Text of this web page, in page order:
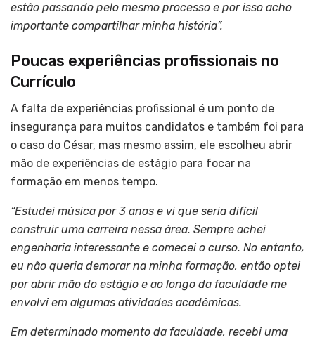
estão passando pelo mesmo processo e por isso acho
importante compartilhar minha história”.
Poucas experiências profissionais no
Currículo
A falta de experiências profissional é um ponto de
insegurança para muitos candidatos e também foi para
o caso do César, mas mesmo assim, ele escolheu abrir
mão de experiências de estágio para focar na
formação em menos tempo.
“Estudei música por 3 anos e vi que seria difícil
construir uma carreira nessa área. Sempre achei
engenharia interessante e comecei o curso. No entanto,
eu não queria demorar na minha formação, então optei
por abrir mão do estágio e ao longo da faculdade me
envolvi em algumas atividades acadêmicas.
Em determinado momento da faculdade, recebi uma